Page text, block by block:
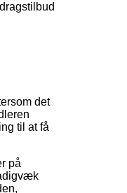
det
til at få
på